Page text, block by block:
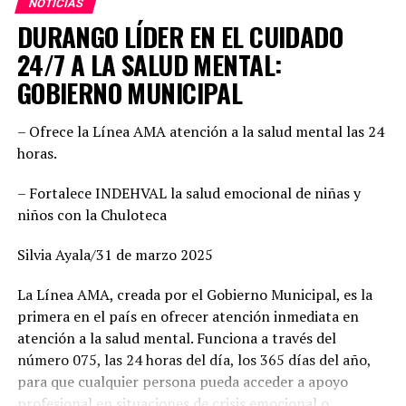
Dany Soto aseguró que la alianza entre PRI y PAN no
responde a cuotas, sino a la búsqueda de los mejores
perfiles para enfrentar el reto electoral. “No hay un solo
municipio negociado ni entregado. Hemos construido un
equipo basado en el mérito, la cercanía con la
posición fue revisada con responsabilidad. Hoy estamos
seguros de que vamos con las y los mejores”, enfatizó,
convicción de ofrecer gobiernos confiables, integrados
por mujeres y hombres de trayectoria probada, leales y
comprometidos con su comunidad.
Por su parte, Mario Salazar destacó el trabajo técnico y
jurídico que permitió solventar las observaciones del
Instituto Electoral para garantizar la validez del
registro de las candidaturas comunes. “Estamos listos
para arrancar. Tenemos una fórmula fuerte, con perfiles
honestos y profesionales que sabrán gobernar bien. Lo
NOTICIAS
DURANGO LÍDER EN EL CUIDADO
24/7 A LA SALUD MENTAL:
GOBIERNO MUNICIPAL
– Ofrece la Línea AMA atención a la salud mental las 24
horas.
– Fortalece INDEHVAL la salud emocional de niñas y
niños con la Chuloteca
Silvia Ayala/31 de marzo 2025
La Línea AMA, creada por el Gobierno Municipal, es la
primera en el país en ofrecer atención inmediata en
atención a la salud mental. Funciona a través del
número 075, las 24 horas del día, los 365 días del año,
para que cualquier persona pueda acceder a apoyo